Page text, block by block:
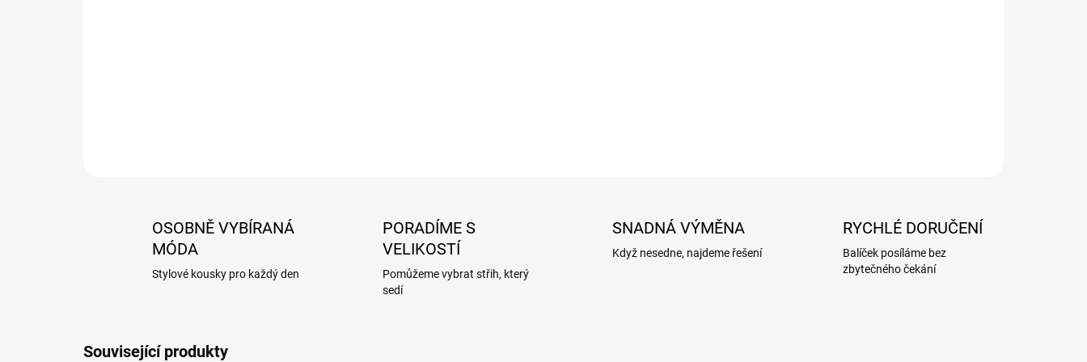
OSOBNĚ VYBÍRANÁ
MÓDA
Stylové kousky pro každý den
PORADÍME S
VELIKOSTÍ
Pomůžeme vybrat střih, který
sedí
SNADNÁ VÝMĚNA
Když nesedne, najdeme řešení
RYCHLÉ DORUČENÍ
Balíček posíláme bez
zbytečného čekání
Související produkty